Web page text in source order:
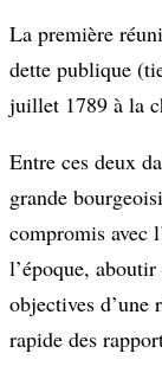
La première
dette publique
juillet 1789 à la
Entre ces deux
grande
compromis avec
l’époque,
objectives d’une
rapide des